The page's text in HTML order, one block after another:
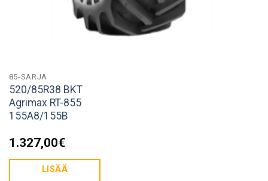
85-SARJA
520/85R38 BKT
Agrimax RT-855
155A8/155B
1.327,00€
LISÄÄ